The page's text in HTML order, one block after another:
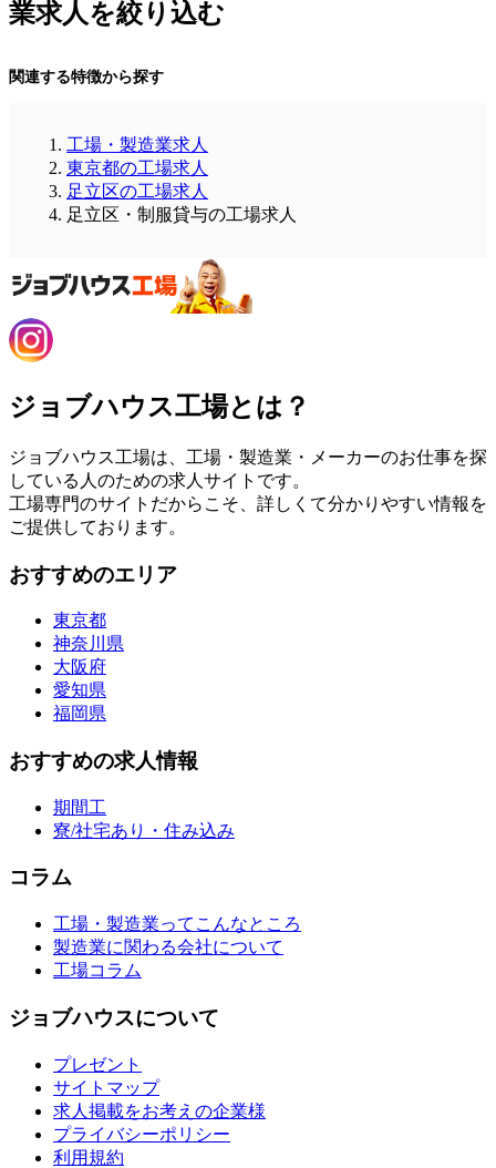
業求人を絞り込む
関連する特徴から探す
工場・製造業求人
東京都の工場求人
足立区の工場求人
足立区・制服貸与の工場求人
ジョブハウス工場とは？
ジョブハウス工場は、工場・製造業・メーカーのお仕事を探
している人のための求人サイトです。
工場専門のサイトだからこそ、詳しくて分かりやすい情報を
ご提供しております。
おすすめのエリア
東京都
神奈川県
大阪府
愛知県
福岡県
おすすめの求人情報
期間工
寮/社宅あり・住み込み
コラム
工場・製造業ってこんなところ
製造業に関わる会社について
工場コラム
ジョブハウスについて
プレゼント
サイトマップ
求人掲載をお考えの企業様
プライバシーポリシー
利用規約